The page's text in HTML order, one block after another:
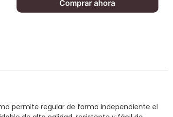
Comprar ahora
permite regular de forma independiente el